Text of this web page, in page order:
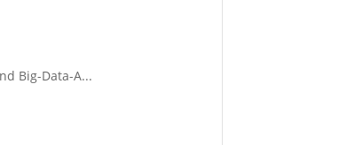
Big-Data-A...